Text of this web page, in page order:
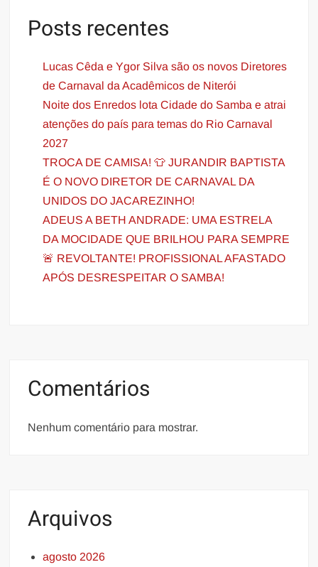
Posts recentes
Lucas Cêda e Ygor Silva são os novos Diretores
de Carnaval da Acadêmicos de Niterói
Noite dos Enredos lota Cidade do Samba e atrai
atenções do país para temas do Rio Carnaval
2027
TROCA DE CAMISA! 👕 JURANDIR BAPTISTA
É O NOVO DIRETOR DE CARNAVAL DA
UNIDOS DO JACAREZINHO!
ADEUS A BETH ANDRADE: UMA ESTRELA
DA MOCIDADE QUE BRILHOU PARA SEMPRE
🚨 REVOLTANTE! PROFISSIONAL AFASTADO
APÓS DESRESPEITAR O SAMBA!
Comentários
Nenhum comentário para mostrar.
Arquivos
agosto 2026